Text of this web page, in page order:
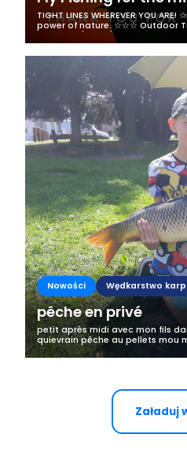
TIGHT LINES WHEREVER YOU
power of nature. ☆☆☆ Outdoor
Romania (OTFFR) is happy to
of our program OTFFR-M (...
Nowości Wędkarstwo
pêche en privé
petit après midi avec mon fils
quievrain pêche au pellets mou
decroches avec le fiston un
très belle étang en...
Załaduj